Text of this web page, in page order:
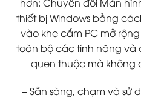
thiết bị Windows bằng
vào khe cắm PC mở
toàn bộ các tính năng và
quen thuộc mà không
– Sẵn sàng, chạm và sử